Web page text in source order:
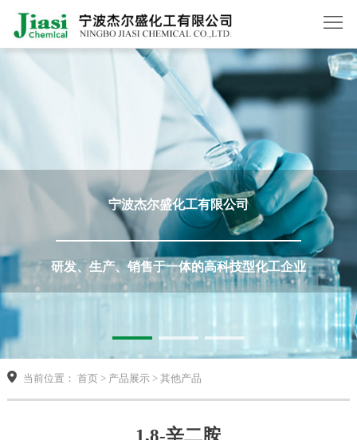
我
态
线
订
联
系
们
English
宁波杰尔盛化工有限公司
研发、生产、销售于一体的高科技型化工企业
当前位置： 首页 > 产品展示 > 其他产品
1,8-辛二胺